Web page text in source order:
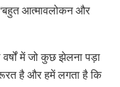
आत्मावलोकन और
में जो कुछ झेलना पड़ा
है और हमें लगता है कि